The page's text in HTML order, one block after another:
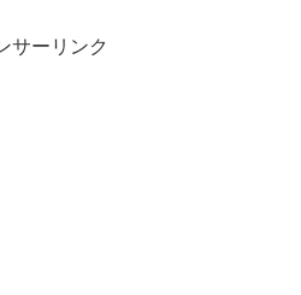
サーリンク